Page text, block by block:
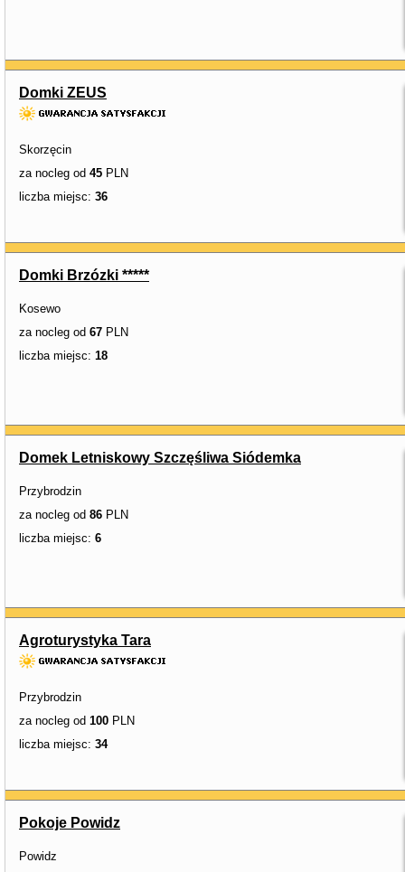
Domki ZEUS
Skorzęcin
za nocleg od 45 PLN
liczba miejsc: 36
Domki Brzózki *****
Kosewo
za nocleg od 67 PLN
liczba miejsc: 18
Domek Letniskowy Szczęśliwa Siódemka
Przybrodzin
za nocleg od 86 PLN
liczba miejsc: 6
Agroturystyka Tara
Przybrodzin
za nocleg od 100 PLN
liczba miejsc: 34
Pokoje Powidz
Powidz